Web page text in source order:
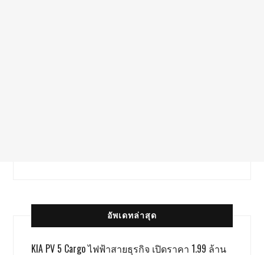
อัพเดทล่าสุด
KIA PV 5 Cargo ไฟฟ้าสายธุรกิจ เปิดราคา 1.99 ล้าน